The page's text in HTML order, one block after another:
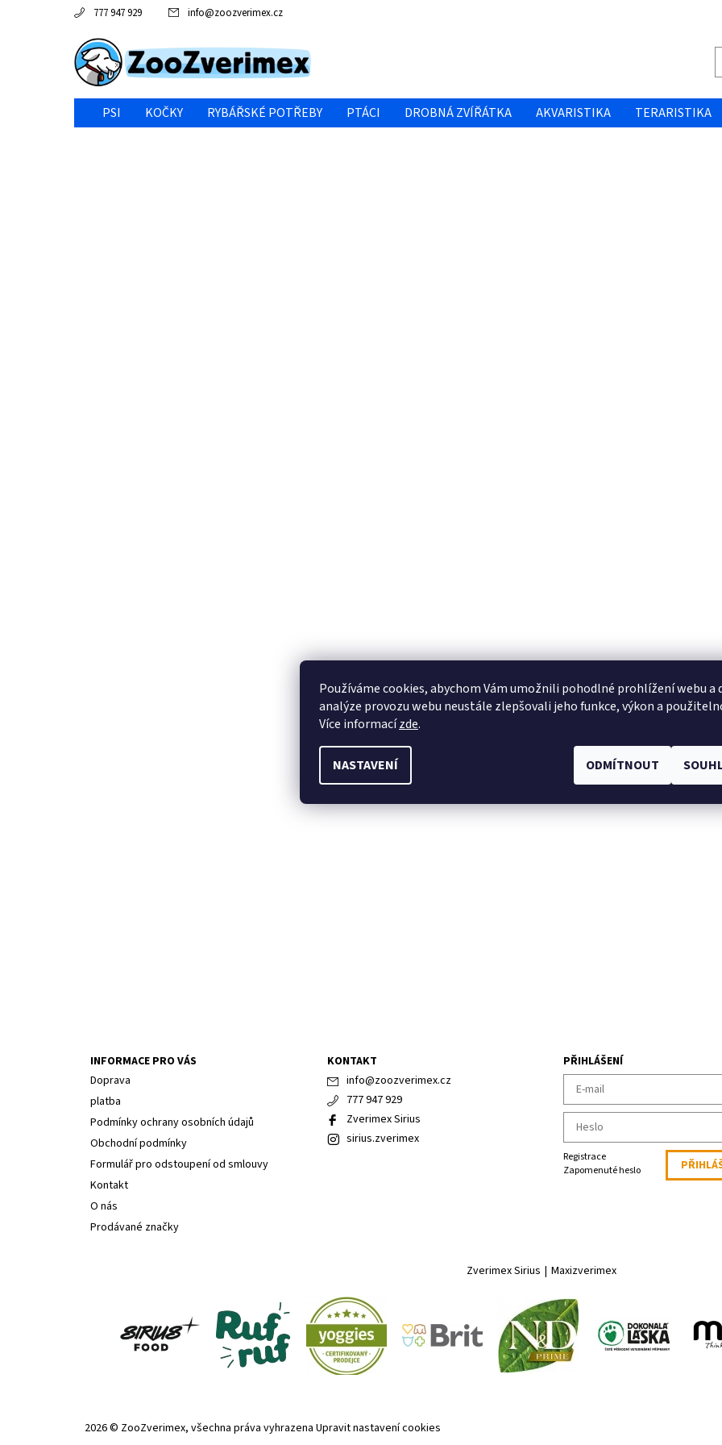
777 947 929 info@zoozverimex.cz
PSI KOČKY RYBÁŘSKÉ POTŘEBY PTÁCI DROBNÁ ZVÍŘÁTKA AKVARISTIKA
TERARISTIKA
INFORMACE PRO VÁS
Doprava
platba
Podmínky ochrany osobních údajů
Obchodní podmínky
Formulář pro odstoupení od smlouvy
Kontakt
O nás
Prodávané značky
KONTAKT
info@zoozverimex.cz
777 947 929
Zverimex Sirius
sirius.zverimex
PŘIHLÁŠENÍ
Registrace
Zapomenuté heslo
Zverimex Sirius | Maxizverimex
2026 © ZooZverimex, všechna práva vyhrazena Upravit nastavení cookies
Používáme cookies, abychom Vám umožnili pohodlné prohlížení webu a
analýze provozu webu neustále zlepšovali jeho funkce, výkon a
Více informacízde.
NASTAVENÍ ODMÍTNOUT